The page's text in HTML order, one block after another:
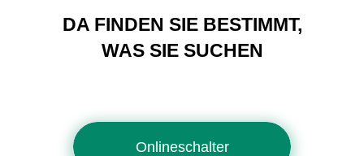
DA FINDEN SIE BESTIMMT,
WAS SIE SUCHEN
Onlineschalter